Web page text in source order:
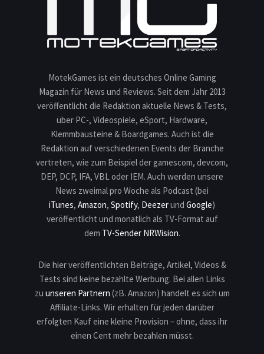
MotekGames ist ein deutsches Online Gaming
Magazin für News und Reviews. Seit dem Jahr 2013
veröffentlicht die Redaktion aktuelle News & Tests,
über PC-, Videospiele, eSport, Hardware,
Klemmbausteine & Boardgames. Auch ist die
Redaktion auf verschiedenen Events der Branche
vertreten, wie zum Beispiel der gamescom, devcom,
DEP, DCP, IFA, VBL oder IEM. Auch werden unsere
News zweimal pro Woche als Podcast (bei
iTunes, Amazon, Spotify, Deezerund Google)
veröffentlicht und monatlich als TV-Format auf
dem TV-Sender NRWision.
Die hier veröffentlichten Beiträge, Artikel, Videos &
Tests sind keine bezahlte Werbung. Bei allen Links
zu unseren Partnern (zB. Amazon) handelt es sich um
Affiliate-Links. Wir erhalten für jeden darüber
erfolgten Kauf eine kleine Provision – ohne, dass ihr
einen Cent mehr bezahlen müsst.